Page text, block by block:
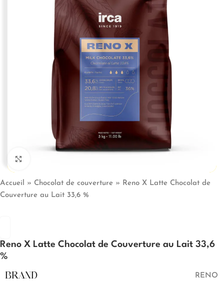
Accueil » Chocolat de couverture » Reno X Latte Chocolat de
Couverture au Lait 33,6 %
Reno X Latte Chocolat de Couverture au Lait 33,6
%
BRAND RENO